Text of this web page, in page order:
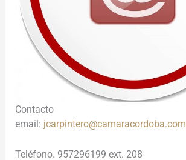
Contacto
email: jcarpintero@camaracordoba.com
Teléfono. 957296199 ext. 208